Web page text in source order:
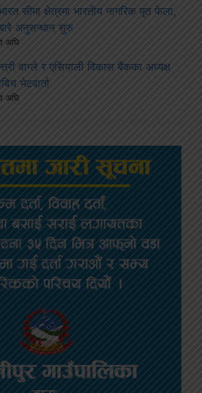
सीमा क्षेत्रमा भारतीय नागरिक मृत फेला,
अनुसन्धान सुरु
अघि
वाग्ले र एसियाली विकास बैंकका अध्यक्ष
भेटवार्ता
अघि